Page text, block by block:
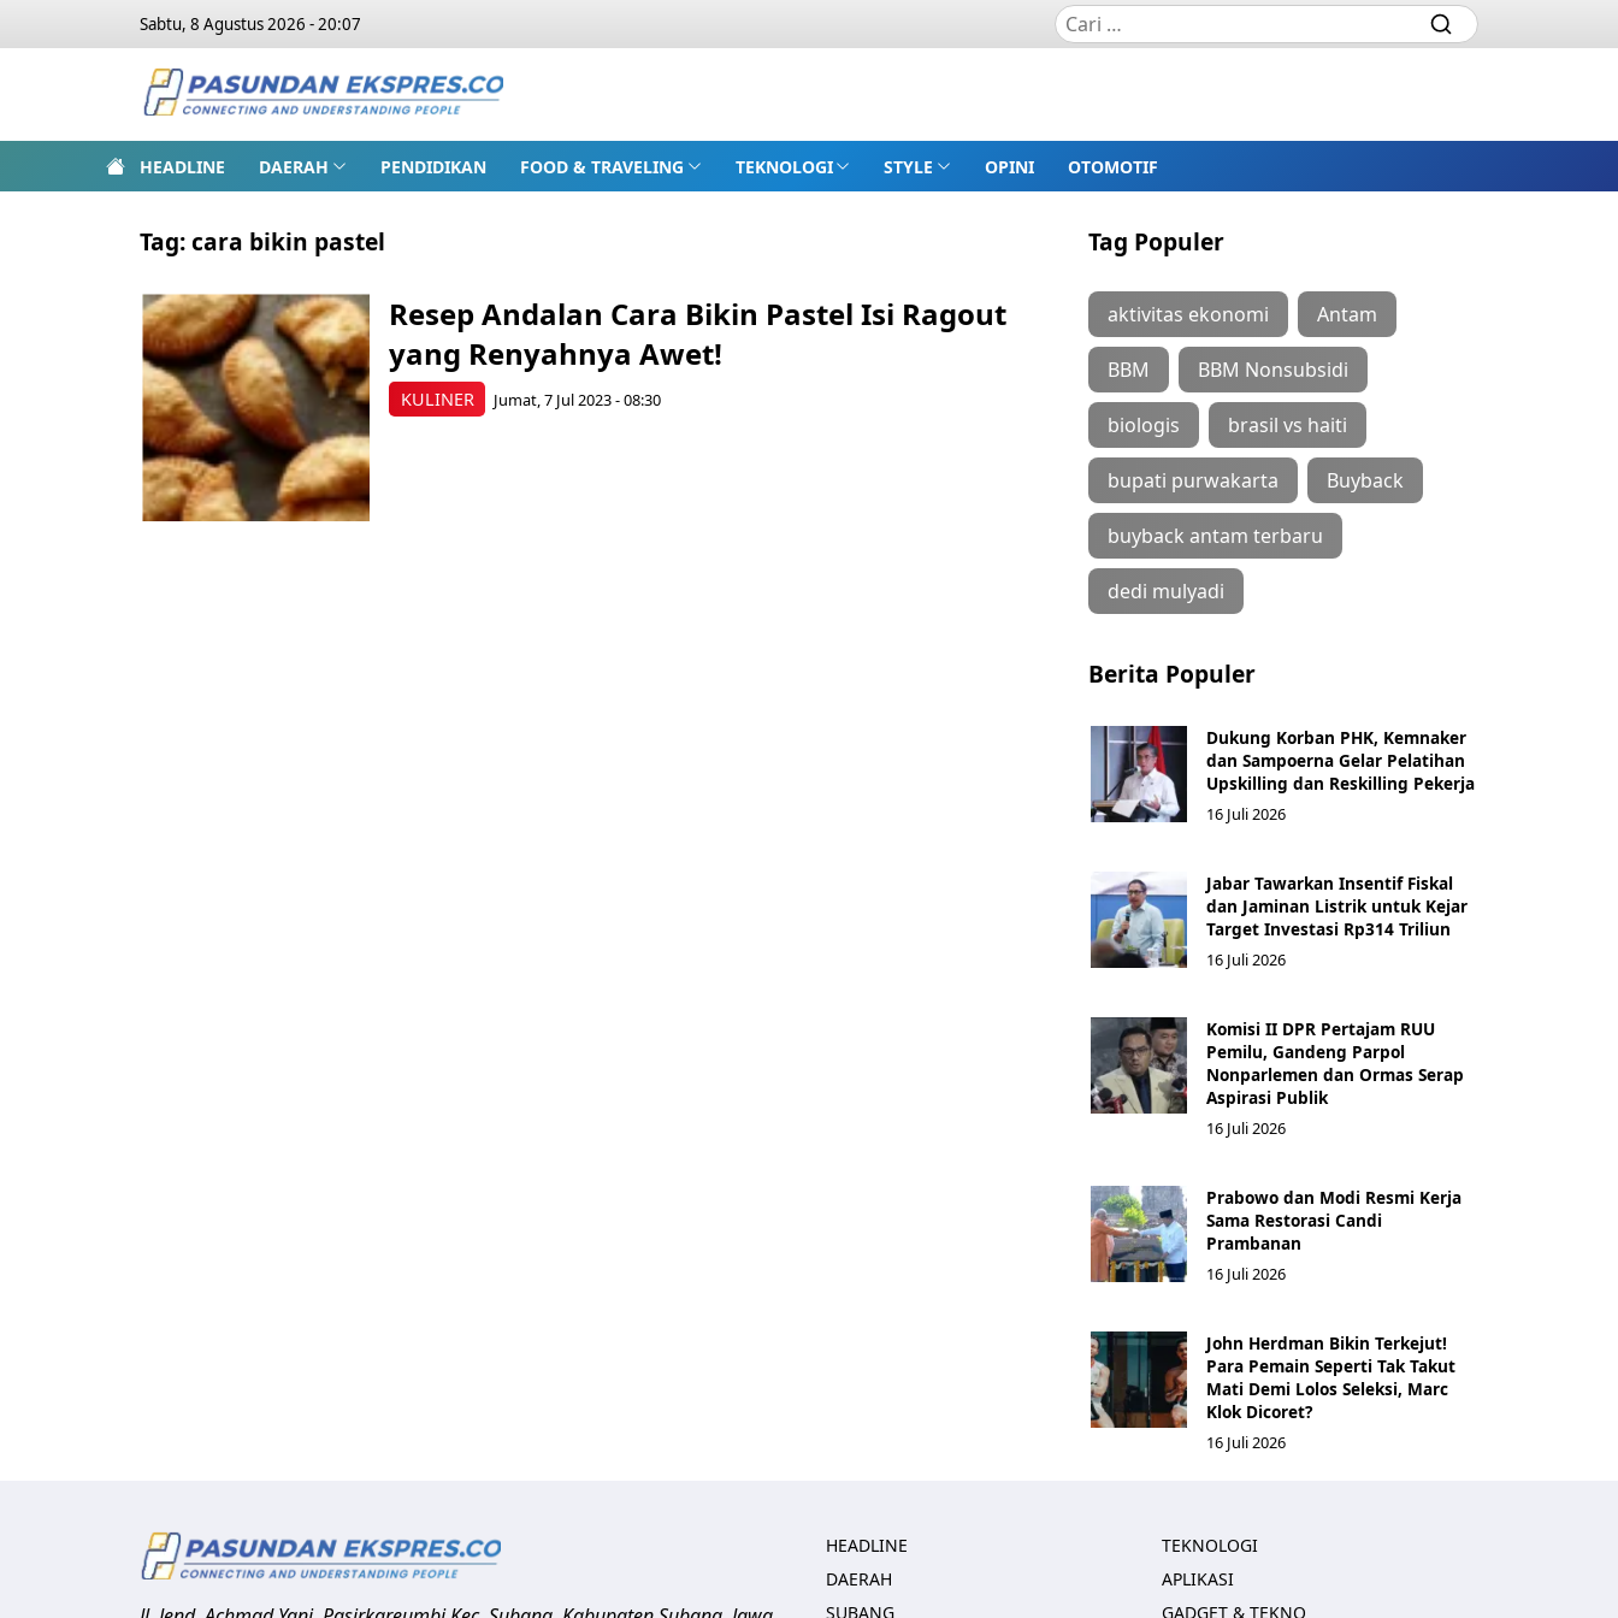
Sabtu, 8 Agustus 2026 - 20:07
HEADLINE DAERAH PENDIDIKAN FOOD & TRAVELING TEKNOLOGI STYLE OPINI OTOMOTIF
Tag:cara bikin pastel
KULINER
Resep Andalan Cara Bikin Pastel Isi Ragout
yang Renyahnya Awet!
Jumat, 7 Jul 2023 - 08:30
Tag Populer
aktivitas ekonomi Antam
BBM BBM Nonsubsidi
biologis brasil vs haiti
bupati purwakarta Buyback
buyback antam terbaru
dedi mulyadi
Berita Populer
Dukung Korban PHK, Kemnaker
dan Sampoerna Gelar Pelatihan
Upskilling dan Reskilling Pekerja
16 Juli 2026
Jabar Tawarkan Insentif Fiskal
dan Jaminan Listrik untuk Kejar
Target Investasi Rp314 Triliun
16 Juli 2026
Komisi II DPR Pertajam RUU
Pemilu, Gandeng Parpol
Nonparlemen dan Ormas Serap
Aspirasi Publik
16 Juli 2026
Prabowo dan Modi Resmi Kerja
Sama Restorasi Candi
Prambanan
16 Juli 2026
John Herdman Bikin Terkejut!
Para Pemain Seperti Tak Takut
Mati Demi Lolos Seleksi, Marc
Klok Dicoret?
16 Juli 2026
HEADLINE
DAERAH
SUBANG
TEKNOLOGI
APLIKASI
GADGET & TEKNO